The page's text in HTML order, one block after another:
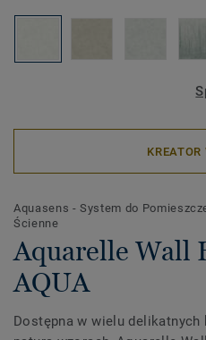
KREATOR
Aquasens - System do
Ścienne
Aquarelle Wall
AQUA
Dostępna w wielu